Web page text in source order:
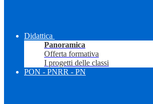
Didattica
Panoramica
Offerta formativa
I progetti delle classi
PON - PNRR - PN